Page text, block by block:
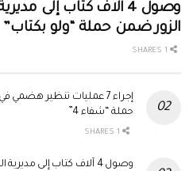
وصول 4 آلاف كتاب إلى
الزور ضمن حملة “ولو بكتاب”
إجراء 7 عمليات تنظير
حملة “شفاء 4”
وصول 4 آلاف كتاب إلى